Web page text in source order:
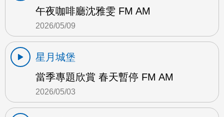
午夜咖啡廳沈雅雯 FM AM
2026/05/09
星月城堡
當季專題欣賞 春天暫停 FM AM
2026/05/03